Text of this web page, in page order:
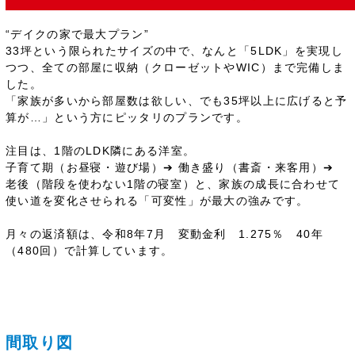
“デイクの家で最大プラン”
33坪という限られたサイズの中で、なんと「5LDK」を実現し
つつ、全ての部屋に収納（クローゼットやWIC）まで完備しま
した。
「家族が多いから部屋数は欲しい、でも35坪以上に広げると予
算が…」という方にピッタリのプランです。
注目は、1階のLDK隣にある洋室。
子育て期（お昼寝・遊び場）➔ 働き盛り（書斎・来客用）➔
老後（階段を使わない1階の寝室）と、家族の成長に合わせて
使い道を変化させられる「可変性」が最大の強みです。
月々の返済額は、令和8年7月 変動金利 1.275％ 40年
（480回）で計算しています。
間取り図